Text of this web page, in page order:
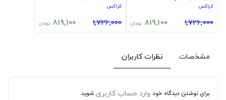
کراکس
1,726,000
819,100 تومان
کراکس
1,726,000
819,100 تومان
مشخصات نظرات کاربران
برای نوشتن دیدگاه خود وارد حساب کاربری شوید.